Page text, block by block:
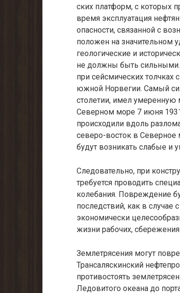
ских платформ, с которых
время эксплуатация
опасности, связан­ной с
положен на значительном
геологические и
не должны быть
при сейс­мических
южной Норвегии. Самый
столетии, имел умеренную
Северном море 7 июня
происходили вдоль
северо-восток в
будут возникать слабые и
Следовательно, при
требуется проводить
колебания. Повре­ждение
последствий, как в
экономически
жизни рабочих,
Землетрясения могут
Трансаляскинский
противостоять
Ледовитого океа­на до